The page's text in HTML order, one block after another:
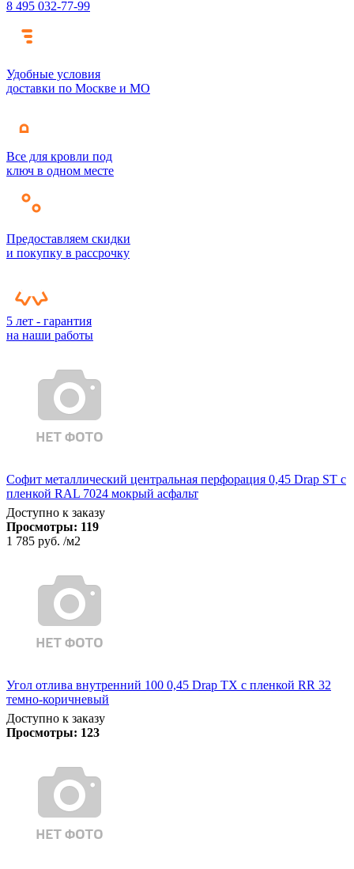
8 495 032-77-99
Удобные условия
доставки по Москве и МО
Все для кровли под
ключ в одном месте
Предоставляем скидки
и покупку в рассрочку
5 лет - гарантия
на наши работы
Софит металлический центральная перфорация 0,45 Drap ST с
пленкой RAL 7024 мокрый асфальт
Доступно к заказу
Просмотры: 119
1 785 руб. /м2
Угол отлива внутренний 100 0,45 Drap TX с пленкой RR 32
темно-коричневый
Доступно к заказу
Просмотры: 123